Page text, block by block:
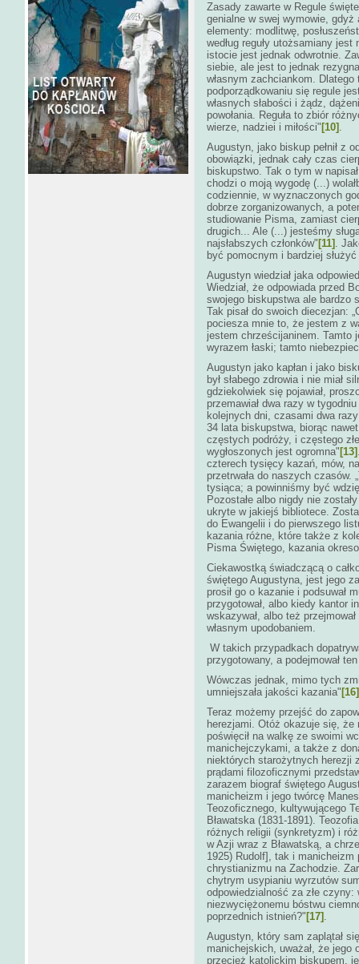
Zasady zawarte w Regule
genialne w swej wymowie,
elementy: modlitwę,
według reguły utożsamiany
istocie jest jednak odwrotnie.
siebie, ale jest to jednak
własnym zachciankom.
podporządkowaniu się regule
własnych słabości i żądz,
powołania. Reguła to zbiór
wierze, nadziei i miłości" [10] .
Augustyn, jako biskup pełnił z
obowiązki, jednak cały czas
biskupstwo. Tak o tym w
chodzi o moją wygodę (...)
codziennie, w wyznaczonych
dobrze zorganizowanych, a
studiowanie Pisma, zamiast
drugich... Ale (...) jesteśmy
najsłabszych członków" [11] .
być pomocnym i bardziej
Augustyn wiedział jaka
Wiedział, że odpowiada przed
swojego biskupstwa ale bardzo
Tak pisał do swoich diecezjan:
pociesza mnie to, że jestem z
jestem chrześcijaninem. Tamto
wyrazem łaski; tamto
Augustyn jako kapłan i jako
był słabego zdrowia i nie miał
gdziekolwiek się pojawiał,
przemawiał dwa razy w
kolejnych dni, czasami dwa
34 lata biskupstwa, biorąc
częstych podróży, i częstego
wygłoszonych jest ogromna" [13]
czterech tysięcy kazań, mów,
przetrwała do naszych czasów.
tysiąca; a powinniśmy być
Pozostałe albo nigdy nie
ukryte w jakiejś bibliotece.
do Ewangelii i do pierwszego
kazania różne, które także z
Pisma Świętego, kazania
Ciekawostką świadczącą o
świętego Augustyna, jest jego
prosił go o kazanie i podsuwał
przygotował, albo kiedy kantor
wskazywał, albo też
własnym upodobaniem.
W takich przypadkach
przygotowany, a podejmował
Wówczas jednak, mimo tych
umniejszała jakości kazania" [16]
Teraz możemy przejść do
herezjami. Otóż okazuje się, że
poświęcił na walkę ze swoimi
manichejczykami, a także z
niektórych starożytnych herezji
prądami filozoficznymi
zarazem biograf świętego
manicheizm i jego twórcę
Teozoficznego, kultywującego
Bławatska (1831-1891).
różnych religii (synkretyzm) i
w Azji wraz z Bławatską, a
1925) Rudolf], tak i manicheizm
chrystianizmu na Zachodzie.
chytrym usypianiu wyrzutów
odpowiedzialność za złe
niezwyciężonemu bóstwu
poprzednich istnień?" [17] .
Augustyn, który sam zaplątał
manichejskich, uważał, że jego
przecież katolickim biskupem,